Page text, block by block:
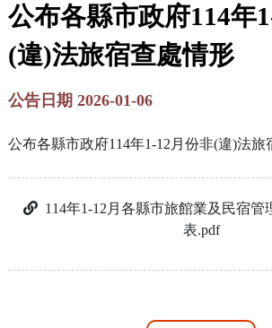
公布各縣市政府114年
(違)法旅宿查處情形
公告日期 2026-01-06
公布各縣市政府114年1-12月份非(違)法旅
114年1-12月各縣市旅館業及民宿管
表.pdf